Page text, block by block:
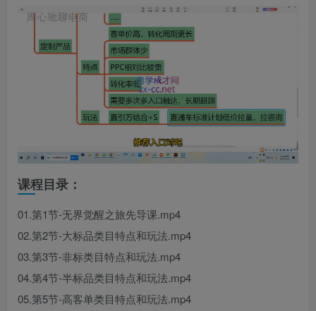
课程目录：
01.第1节-无界觉醒之旅先导课.mp4
02.第2节-大标品类目特点和玩法.mp4
03.第3节-非标类目特点和玩法.mp4
04.第4节-半标品类目特点和玩法.mp4
05.第5节-高客单类目特点和玩法.mp4